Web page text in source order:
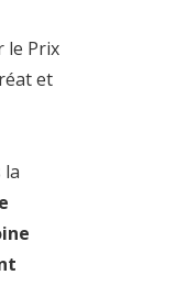
le Prix
et
la